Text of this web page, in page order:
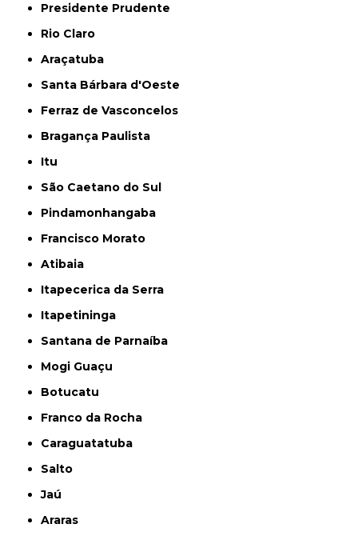
Presidente Prudente
Rio Claro
Araçatuba
Santa Bárbara d'Oeste
Ferraz de Vasconcelos
Bragança Paulista
Itu
São Caetano do Sul
Pindamonhangaba
Francisco Morato
Atibaia
Itapecerica da Serra
Itapetininga
Santana de Parnaíba
Mogi Guaçu
Botucatu
Franco da Rocha
Caraguatatuba
Salto
Jaú
Araras